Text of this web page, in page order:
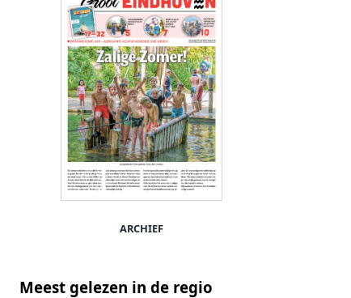
ARCHIEF
Meest gelezen in de regio